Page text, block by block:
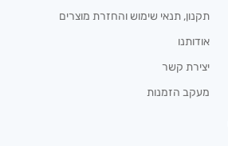
תקנון, תנאי שימוש והחזרת מוצרים
אודותנו
יצירת קשר
מעקב הזמנות